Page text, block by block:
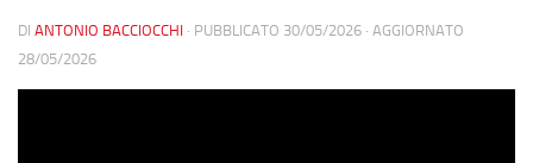
DI ANTONIO BACCIOCCHI · PUBBLICATO 30/05/2026 · AGGIORNATO
28/05/2026